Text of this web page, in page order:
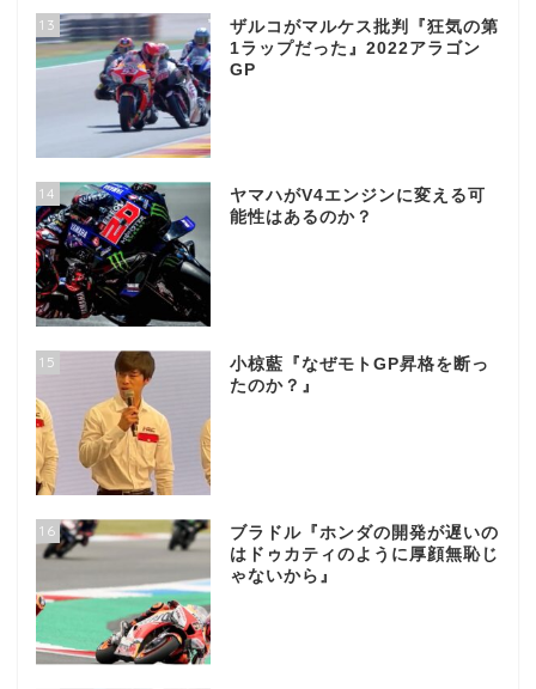
13
ザルコがマルケス批判『狂気の第
1ラップだった』2022アラゴン
GP
14
ヤマハがV4エンジンに変える可
能性はあるのか？
15
小椋藍『なぜモトGP昇格を断っ
たのか？』
16
ブラドル『ホンダの開発が遅いの
はドゥカティのように厚顔無恥じ
ゃないから』